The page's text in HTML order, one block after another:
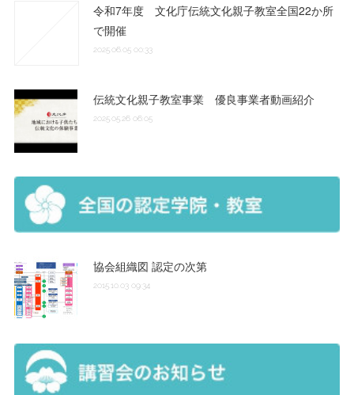
令和7年度 文化庁伝統文化親子教室全国22か所
で開催
2025.06.05 00:33
伝統文化親子教室事業 優良事業者動画紹介
2025.05.26 06:05
協会組織図 認定の次第
2015.10.03 09:34